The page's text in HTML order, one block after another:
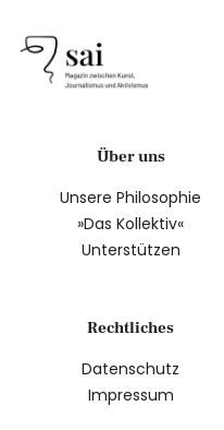
Über uns
Unsere Philosophie
»Das Kollektiv«
Unterstützen
Rechtliches
Datenschutz
Impressum